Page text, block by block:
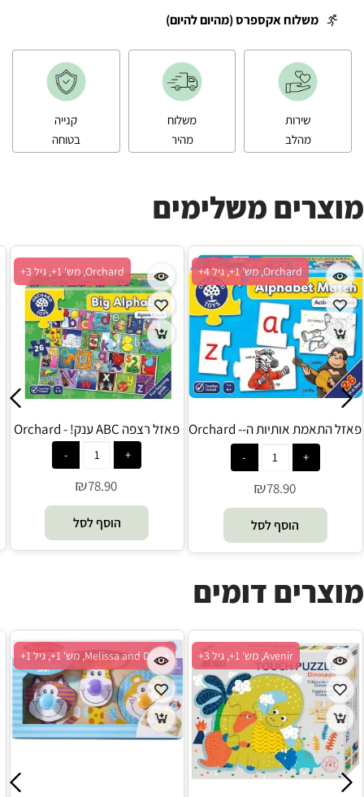
משלוח אקספרס (מהיום להיום)
שירות
מהלב
משלוח
מהיר
קנייה
בטוחה
מוצרים משלימים
Orchard, מש' 1+, גיל 3+
פאזל רצפה ABC ענק! - Orchard
₪78.90
הוסף לסל
Orchard, מש' 1+, גיל 4+
פאזל התאמת אותיות ה-Orchard -
₪78.90
הוסף לסל
מוצרים דומים
Melissa and Doug, מש' 1+, גיל 1+ Avenir, מש' 1+, גיל 3+